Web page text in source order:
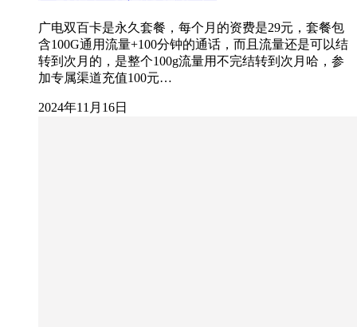
广电双百卡是永久套餐，每个月的资费是29元，套餐包
含100G通用流量+100分钟的通话，而且流量还是可以结
转到次月的，是整个100g流量用不完结转到次月哈，参
加专属渠道充值100元…
2024年11月16日